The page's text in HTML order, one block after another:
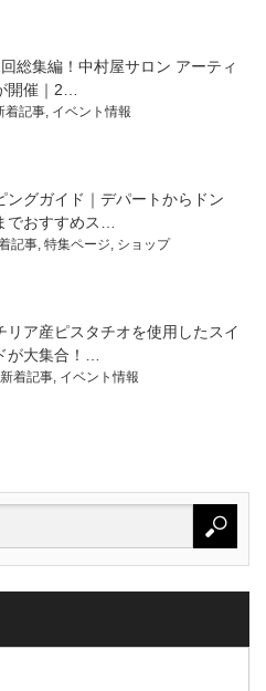
回総集編！中村屋サロン アーティ
開催｜2…
着記事, イベント情報
ングガイド｜デパートからドン
でおすすめス…
記事, 特集ページ, ショップ
リア産ピスタチオを使用したスイ
が大集合！…
新着記事, イベント情報